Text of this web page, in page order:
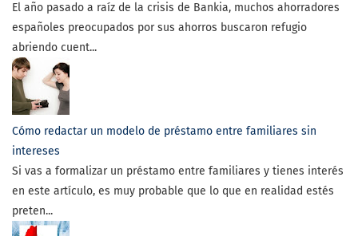
El año pasado a raíz de la crisis de Bankia, muchos ahorradores
españoles preocupados por sus ahorros buscaron refugio
abriendo cuent...
Cómo redactar un modelo de préstamo entre familiares sin
intereses
Si vas a formalizar un préstamo entre familiares y tienes interés
en este artículo, es muy probable que lo que en realidad estés
preten...